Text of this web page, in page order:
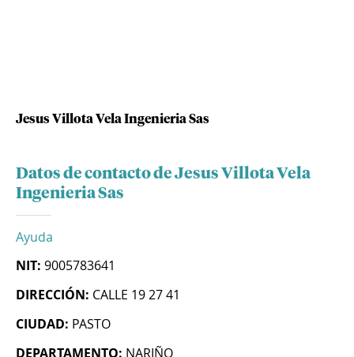
Jesus Villota Vela Ingenieria Sas
Datos de contacto de Jesus Villota Vela
Ingenieria Sas
Ayuda
NIT: 9005783641
DIRECCIÓN: CALLE 19 27 41
CIUDAD: PASTO
DEPARTAMENTO: NARIÑO